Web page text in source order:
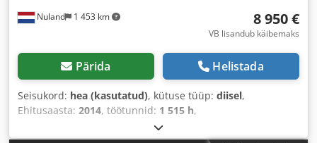
Nuland 1 453 km 8 950 €
VB lisandub käibemaks
Pärida Helistada
Seisukord: hea (kasutatud), kütuse tüüp: diisel,
Ehitusaasta: 2014, töötunnid: 1 515 h,